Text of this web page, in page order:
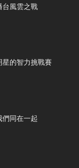
台風雲之戰
的智力挑戰賽
們同在一起